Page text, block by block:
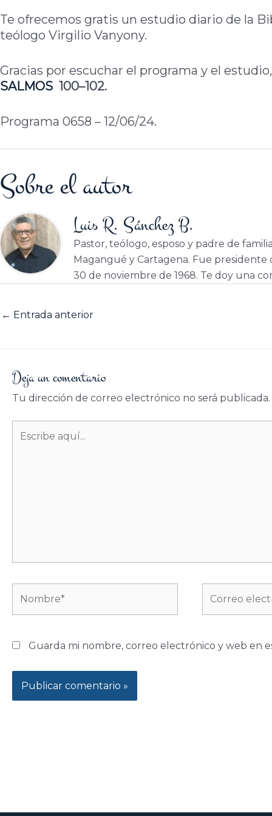
Te ofrecemos gratis un estudio diario de la
teólogo Virgilio Vanyony.
Gracias por escuchar el programa y el
SALMOS 100–102.
Programa 0658 – 12/06/24.
Sobre el autor
Luis R. Sánchez B.
Pastor, teólogo, esposo y padre de
Magangué y Cartagena. Fue presidente
30 de noviembre de 1968. Te doy una
← Entrada anterior
Deja un comentario
Tu dirección de correo electrónico no será publicada.
aquí...
electrónico*
Guarda mi nombre, correo electrónico y web en